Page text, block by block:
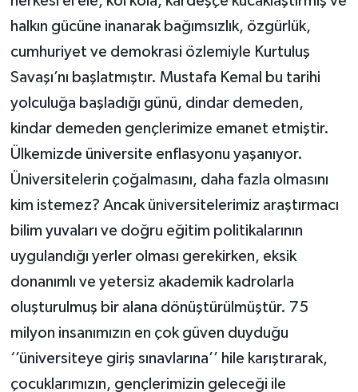
halkın gücüne inanarak bağımsızlık, özgürlük,
cumhuriyet ve demokrasi özlemiyle Kurtuluş
Savaşı’nı başlatmıştır. Mustafa Kemal bu tarihi
yolculuğa başladığı günü, dindar demeden,
kindar demeden gençlerimize emanet etmiştir.
Ülkemizde üniversite enflasyonu yaşanıyor.
Üniversitelerin çoğalmasını, daha fazla olmasını
kim istemez? Ancak üniversitelerimiz araştırmacı
bilim yuvaları ve doğru eğitim politikalarının
uygulandığı yerler olması gerekirken, eksik
donanımlı ve yetersiz akademik kadrolarla
oluşturulmuş bir alana dönüştürülmüştür. 75
milyon insanımızın en çok güven duyduğu
‘’üniversiteye giriş sınavlarına’’ hile karıştırarak,
çocuklarımızın, gençlerimizin geleceği ile